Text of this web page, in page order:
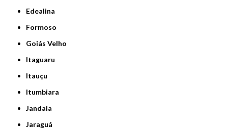
Edealina
Formoso
Goiás Velho
Itaguaru
Itauçu
Itumbiara
Jandaia
Jaraguá